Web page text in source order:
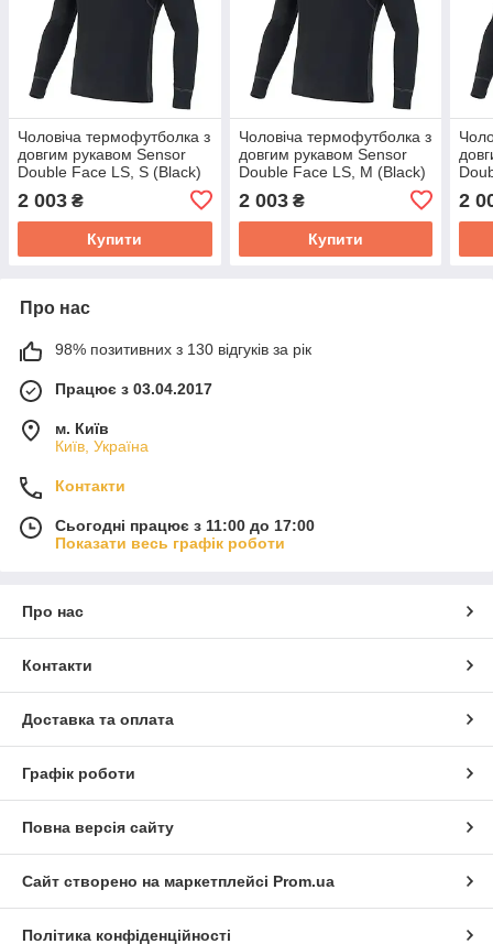
Чоловіча термофутболка з
довгим рукавом Sensor
Double Face LS, S (Black)
2 003 ₴
Купити
Чоловіча термофутболка з
довгим рукавом Sensor
Double Face LS, M (Black)
2 003₴
Купити
2
Про нас
98% позитивних з 130 відгуків за рік
Працює з 03.04.2017
м. Київ
Київ, Україна
Контакти
Сьогодні працює з 11:00 до 17:00
Показати весь графік роботи
Про нас
Контакти
Доставка та оплата
Графік роботи
Повна версія сайту
Сайт створено на маркетплейсі Prom.ua
Політика конфіденційності